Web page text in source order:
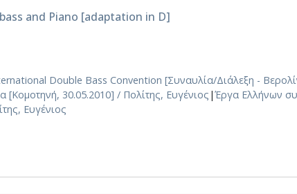
and Piano [adaptation in D]
Double Bass Convention [Συναυλία/Διάλεξη -
30.05.2010] / Πολίτης, Ευγένιος |Έργα Ελλήνων
Ευγένιος